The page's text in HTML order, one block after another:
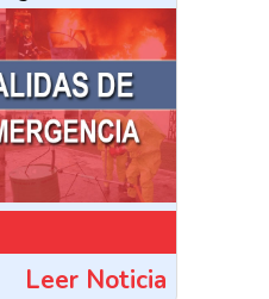
Leer Noticia